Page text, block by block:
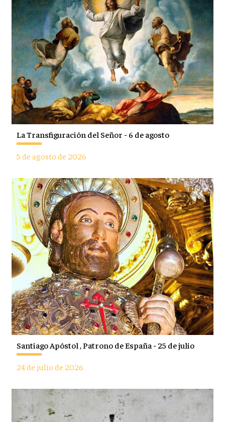
La Transfiguración del Señor - 6 de agosto
5 de agosto de 2026
Santiago Apóstol , Patrono de España - 25 de julio
24 de julio de 2026